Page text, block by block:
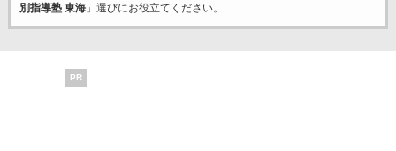
別指導塾 東海」選びにお役立てください。
PR